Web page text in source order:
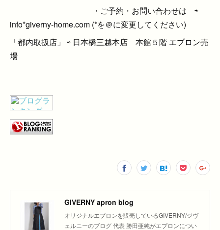
・ご予約・お問い合わせは ⇨
info*giverny-home.com (*を＠に変更してください)
「都内取扱店」 ⇨ 日本橋三越本店 本館５階 エプロン売
場
GIVERNY apron blog
オリジナルエプロンを販売しているGIVERNY/ジヴ
ェルニーのブログ 代表 勝田亜純がエプロンについ